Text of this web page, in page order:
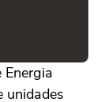
unidades